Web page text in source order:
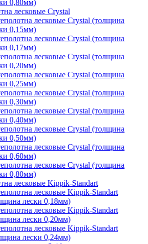
0,80мм)
лесковые Crystal
лесковые Crystal (толщина
0,15мм)
лесковые Crystal (толщина
0,17мм)
лесковые Crystal (толщина
0,20мм)
лесковые Crystal (толщина
0,25мм)
лесковые Crystal (толщина
0,30мм)
лесковые Crystal (толщина
0,40мм)
лесковые Crystal (толщина
0,50мм)
лесковые Crystal (толщина
0,60мм)
лесковые Crystal (толщина
0,80мм)
лесковые Kippik-Standart
лесковые Kippik-Standart
лески 0,18мм)
лесковые Kippik-Standart
лески 0,20мм)
лесковые Kippik-Standart
лески 0,24мм)